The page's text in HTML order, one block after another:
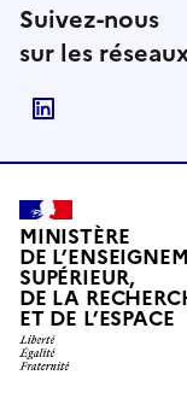
Suivez-nous
sur les
MINISTÈRE
DE
SUPÉRIEUR,
DE LA
ET DE L’ESPACE